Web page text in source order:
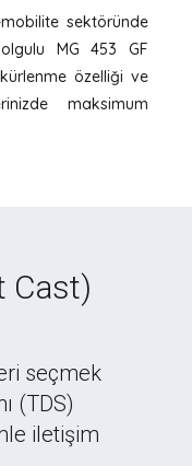
sektöründe
MG 453 GF
özelliği ve
maksimum
Cast)
seçmek
(TDS)
iletişim